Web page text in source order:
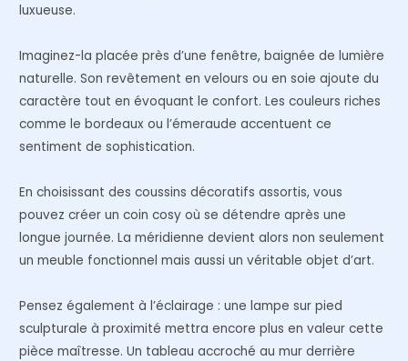
luxueuse.
Imaginez-la placée près d’une fenêtre, baignée de lumière
naturelle. Son revêtement en velours ou en soie ajoute du
caractère tout en évoquant le confort. Les couleurs riches
comme le bordeaux ou l’émeraude accentuent ce
sentiment de sophistication.
En choisissant des coussins décoratifs assortis, vous
pouvez créer un coin cosy où se détendre après une
longue journée. La méridienne devient alors non seulement
un meuble fonctionnel mais aussi un véritable objet d’art.
Pensez également à l’éclairage : une lampe sur pied
sculpturale à proximité mettra encore plus en valeur cette
pièce maîtresse. Un tableau accroché au mur derrière